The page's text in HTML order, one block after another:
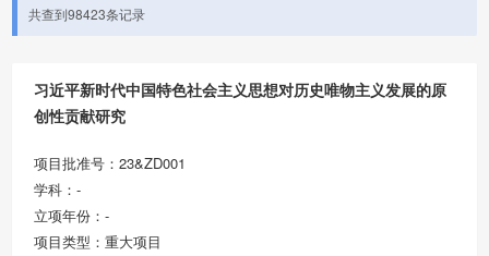
共查到98423条记录
习近平新时代中国特色社会主义思想对历史唯物主义发展的原
创性贡献研究
项目批准号：23&ZD001
学科：-
立项年份：-
项目类型：重大项目